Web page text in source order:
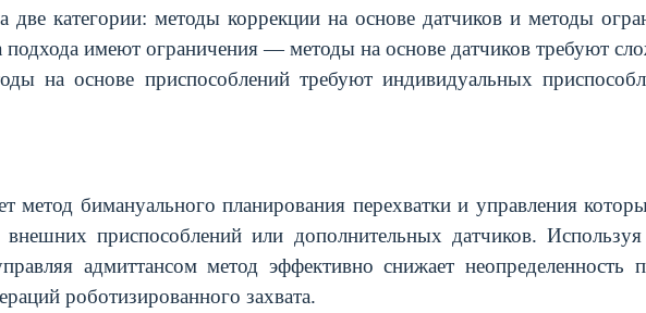
две категории: методы коррекции на основе датчикови методы
имеют ограничения — методы на основе датчиков требуют
на основе приспособлений требуют индивидуальных
метод бимануального планирования перехватки и управления
внешних приспособлений или дополнительных датчиков.
адмиттансом метод эффективно снижает неопределенность
роботизированного захвата.